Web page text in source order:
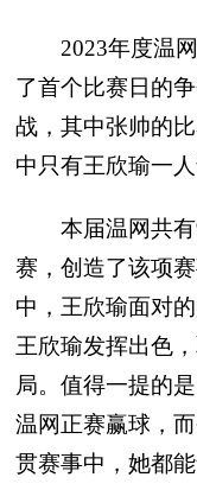
2023年度温
了首个比赛日的
战，其中张帅的
中只有王欣瑜一人
本届温网共
赛，创造了该项
中，王欣瑜面对
王欣瑜发挥出色
局。值得一提的
温网正赛赢球，
贯赛事中，她都